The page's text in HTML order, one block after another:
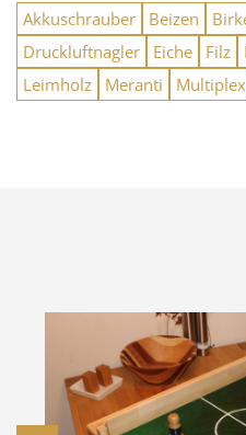
Akkuschrauber Beizen
Druckluftnagler
Eiche Filz
Leimholz
Meranti Multiplex